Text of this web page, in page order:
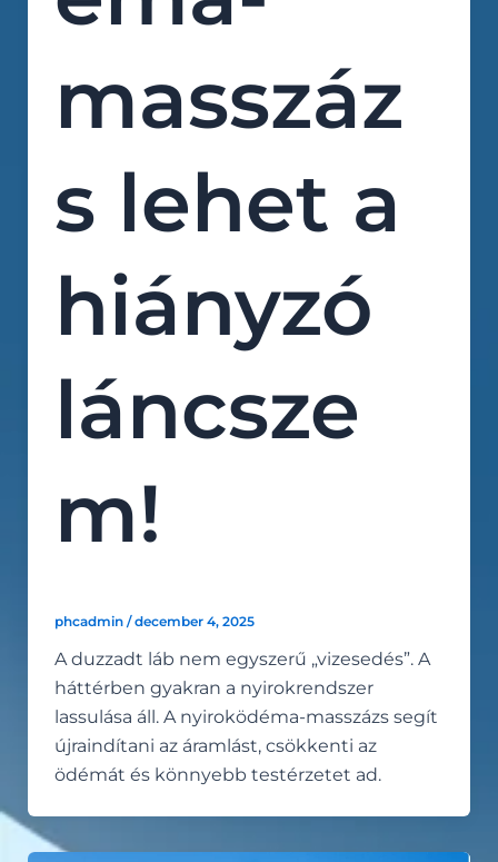
masszáz
s lehet a
hiányzó
láncsze
m!
phcadmin /december 4, 2025
A duzzadt láb nem egyszerű „vizesedés”. A
háttérben gyakran a nyirokrendszer
lassulása áll. A nyiroködéma-masszázs segít
újraindítani az áramlást, csökkenti az
ödémát és könnyebb testérzetet ad.